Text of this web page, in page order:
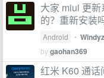
大家 miui 更
的？重新安装
Android •
bygaohan369
红米 K60 通